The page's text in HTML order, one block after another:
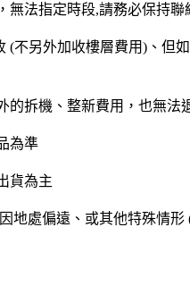
法指定時段,請務必保持
另外加收樓層費用)、但
拆機、整新費用，也無
為準
貨為主
處偏遠、或其他特殊情